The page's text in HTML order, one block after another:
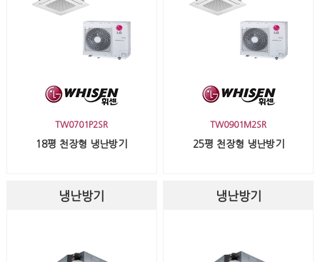
TW0701P2SR
18평 천장형 냉난방기
TW0901M2SR
25평 천장형 냉난방기
냉난방기 냉난방기